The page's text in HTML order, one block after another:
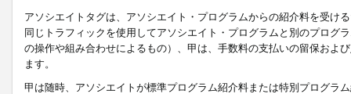
アソシエイトタグは、アソシエイト・プログラムからの紹介料を受け
同じトラフィックを使用してアソシエイト・プログラムと別のプログ
の操作や組み合わせによるもの）、甲は、手数料の支払いの留保およ
ます。
甲は随時、アソシエイトが標準プログラム紹介料または特別プログラ